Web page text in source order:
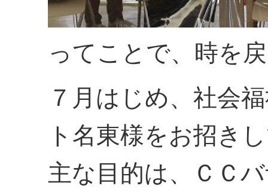
ってことで、時を
７月はじめ、社会
ト名東様をお招き
主な目的は、ＣＣ